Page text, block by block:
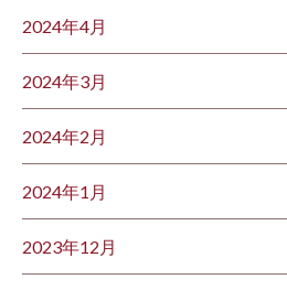
2024年4月
2024年3月
2024年2月
2024年1月
2023年12月